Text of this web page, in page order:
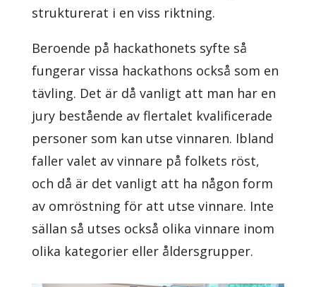
strukturerat i en viss riktning.
Beroende på hackathonets syfte så
fungerar vissa hackathons också som en
tävling. Det är då vanligt att man har en
jury bestående av flertalet kvalificerade
personer som kan utse vinnaren. Ibland
faller valet av vinnare på folkets röst,
och då är det vanligt att ha någon form
av omröstning för att utse vinnare. Inte
sällan så utses också olika vinnare inom
olika kategorier eller åldersgrupper.